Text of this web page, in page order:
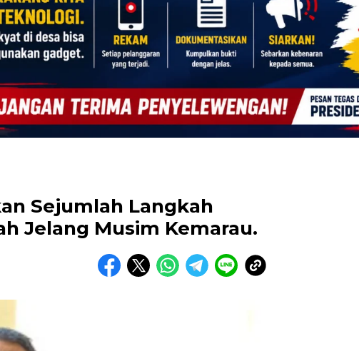
Sejumlah Langkah
Jelang Musim Kemarau.